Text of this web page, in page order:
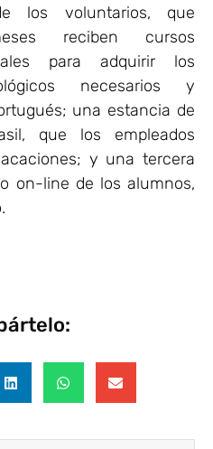
los voluntarios, que
reciben cursos
para adquirir los
necesarios y
una estancia de
que los empleados
y una tercera
on-line de los alumnos,